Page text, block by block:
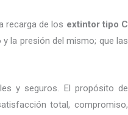
recarga de los extintor tipo C
la presión del mismo; que las
y seguros. El propósito de
total, compromiso,